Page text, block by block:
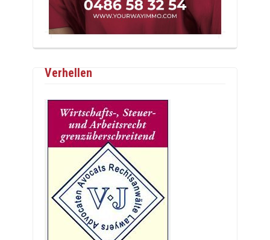
Verhellen